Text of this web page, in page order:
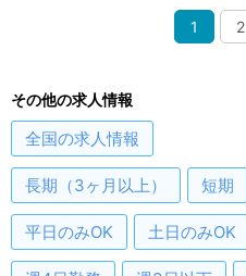
1 2
その他の求人情報
全国の求人情報
長期（3ヶ月以上） 短期
平日のみOK 土日のみOK